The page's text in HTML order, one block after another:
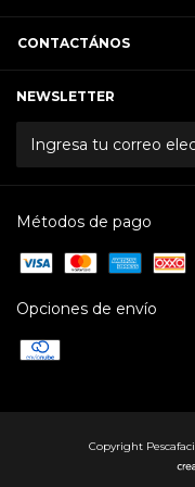
CONTACTÁNOS
NEWSLETTER
Métodos de pago
Opciones de envío
Copyright